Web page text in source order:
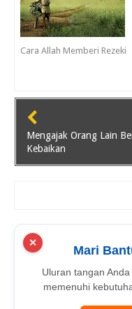
Cara Allah Memberi Rezeki
Mengajak Orang Lain
Kebaikan
✕
Mari
Uluran tangan
memenuhi